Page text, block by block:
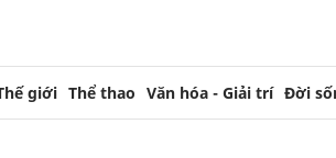
giới Thể thao Văn hóa - Giải trí Đời